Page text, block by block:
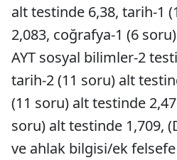
alt testinde 6,38, tarih-1
2,083, coğrafya-1 (6
AYT sosyal bilimler-2
tarih-2 (11 soru) alt
(11 soru) alt testinde
soru) alt testinde 1,709,
ve ahlak bilgisi/ek